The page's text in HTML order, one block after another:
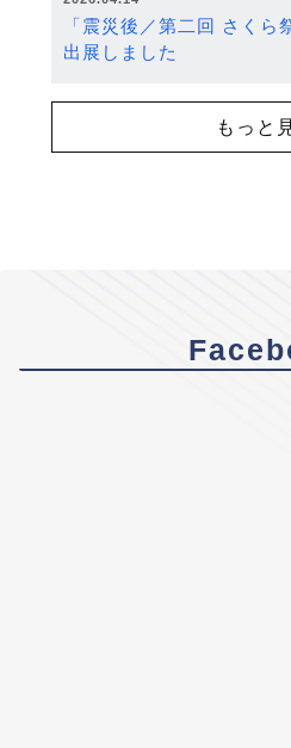
「震災後／第二回 さくら
出展しました
もっと